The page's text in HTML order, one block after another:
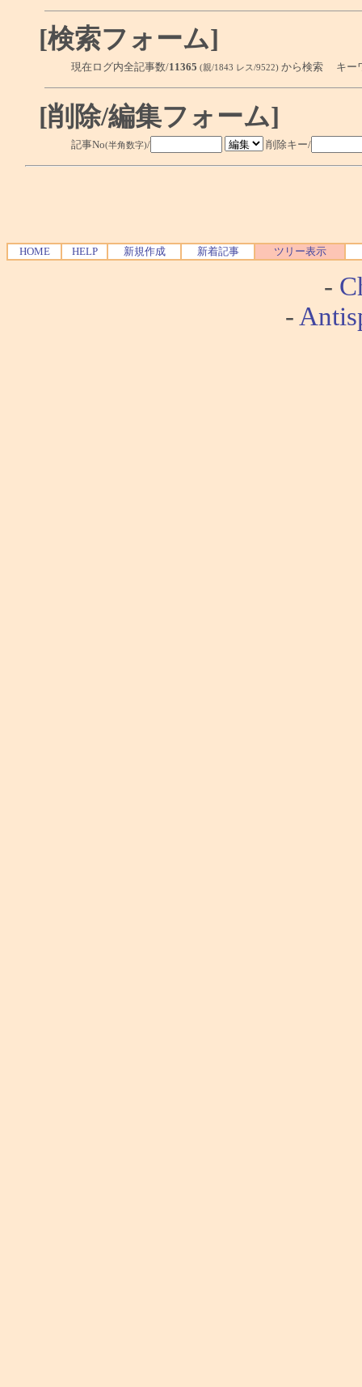
[検索フォーム]
現在ログ内全記事数/11365 (親/1843 レス/9522) から検索 キー
[削除/編集フォーム]
記事No(半角数字)/ 削除キー/
HOME HELP 新規作成 新着記事 ツリー表示
-
-